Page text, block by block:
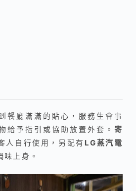
餐廳滿滿的貼心，服務生會事
給予指引或協助放置外套。 寄
人自行使用，另配有 LG蒸汽電
味上身。